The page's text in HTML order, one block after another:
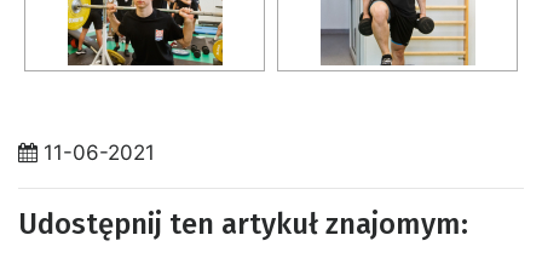
11-06-2021
Udostępnij ten artykuł znajomym: